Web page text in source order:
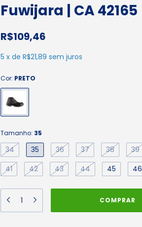
Fuwijara | CA 42165
R$109,46
5 xdeR$21,89 sem juros
Cor: PRETO
Tamanho: 35
34 35 36 37 38 39
41
42 43 44 45 46